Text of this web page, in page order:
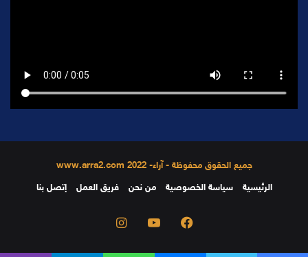
جميع الحقوق محفوظة - آراء- 2022 www.arra2.com
الرئيسية
سياسة الخصوصية من نحن فريق العمل إتصل بنا
فيسبوك يوتيوب